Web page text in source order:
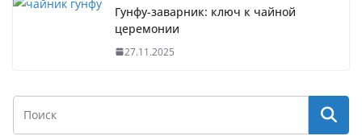
Гунфу-заварник: ключ к чайной
церемонии
27.11.2025